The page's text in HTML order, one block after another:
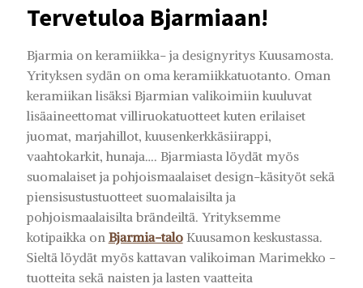
Tervetuloa Bjarmiaan!
Bjarmia on keramiikka- ja designyritys Kuusamosta.
Yrityksen sydän on oma keramiikkatuotanto. Oman
keramiikan lisäksi Bjarmian valikoimiin kuuluvat
lisäaineettomat villiruokatuotteet kuten erilaiset
juomat, marjahillot, kuusenkerkkäsiirappi,
vaahtokarkit, hunaja…. Bjarmiasta löydät myös
suomalaiset ja pohjoismaalaiset design-käsityöt sekä
piensisustustuotteet suomalaisilta ja
pohjoismaalaisilta brändeiltä. Yrityksemme
kotipaikka on Bjarmia-taloKuusamon keskustassa.
Sieltä löydät myös kattavan valikoiman Marimekko -
tuotteita sekä naisten ja lasten vaatteita